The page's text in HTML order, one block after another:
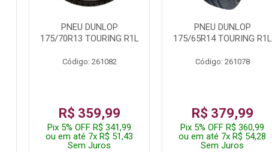
PNEU DUNLOP
175/70R13 TOURING R1L
Código: 261082
R$ 359,99
Pix 5% OFF R$ 341,99
ou em até 7x R$ 51,43
Sem Juros
PNEU DUNLOP
175/65R14 TOURING R1L
Código: 261078
R$ 379,99
Pix 5% OFF R$ 360,99
ou em até 7x R$ 54,28
Sem Juros